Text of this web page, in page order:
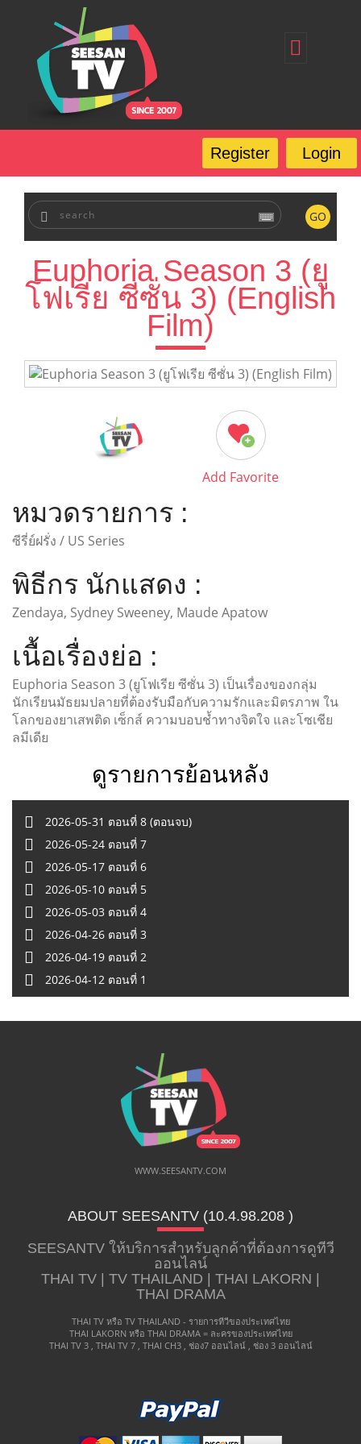
Register
Login
Forgot Password
FAQ
Login
Register
GO
Euphoria Season 3 (ยู
โฟเรีย ซีซั่น 3) (English
Film)
Add Favorite
หมวดรายการ :
ซีรี่ย์ฝรั่ง / US Series
พิธีกร นักแสดง :
Zendaya, Sydney Sweeney, Maude Apatow
เนื้อเรื่องย่อ :
Euphoria Season 3 (ยูโฟเรีย ซีซั่น 3) เป็นเรื่องของกลุ่ม
นักเรียนมัธยมปลายที่ต้องรับมือกับความรักและมิตรภาพ ใน
โลกของยาเสพติด เซ็กส์ ความบอบช้ำทางจิตใจ และโซเชีย
ลมีเดีย
ดูรายการย้อนหลัง
2026-05-31 ตอนที่ 8 (ตอนจบ)
2026-05-24 ตอนที่ 7
2026-05-17 ตอนที่ 6
2026-05-10 ตอนที่ 5
2026-05-03 ตอนที่ 4
2026-04-26 ตอนที่ 3
2026-04-19 ตอนที่ 2
2026-04-12 ตอนที่ 1
WWW.SEESANTV.COM
ABOUT SEESANTV (10.4.98.208 ​)
SEESANTV ให้บริการสำหรับลูกค้าที่ต้องการดูทีวี
ออนไลน์
THAI TV | TV THAILAND | THAI LAKORN |
THAI DRAMA
THAI TV หรือ TV THAILAND - รายการทีวีของประเทศไทย
THAI LAKORN หรือ THAI DRAMA = ละครของประเทศไทย
THAI TV 3 , THAI TV 7 , THAI CH3 , ช่อง7 ออนไลน์ , ช่อง 3 ออนไลน์